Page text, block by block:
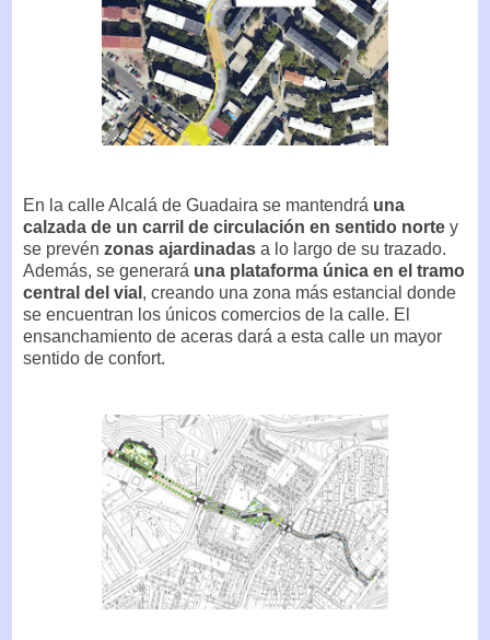
En la calle Alcalá de Guadaira se mantendrá una
calzada de un carril de circulación en sentido norte y
se prevén zonas ajardinadas a lo largo de su trazado.
Además, se generará una plataforma única en el tramo
central del vial , creando una zona más estancial donde
se encuentran los únicos comercios de la calle. El
ensanchamiento de aceras dará a esta calle un mayor
sentido de confort.